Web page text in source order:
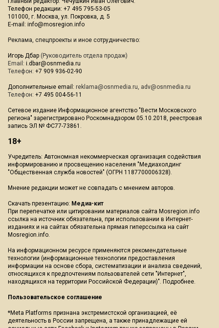
Телефон редакции: +7 495 795-53-05
101000, г. Москва, ул. Покровка, д. 5
E-mail: info@mosregion.info
Реклама, спецпроекты и иное сотрудничество:
Игорь Дбар (Руководитель отдела продаж)
Email: i.dbar@osnmedia.ru
Телефон: +7 909 936-02-90
Дополнительные email: reklama@osnmedia.ru, adv@osnmedia.ru
Телефон: +7 495 004-56-11
Сетевое издание Информационное агентство "Вести Московского
региона" зарегистрировано Роскомнадзором 05.10.2018, реестровая
запись ЭЛ № ФС77-73861.
18+
Учредитель: Автономная некоммерческая организация содействия
информированию и просвещению населения "Медиахолдинг
"Общественная служба новостей" (ОГРН 1187700006328).
Мнение редакции может не совпадать с мнением авторов.
Скачать презентацию: Медиа-кит
При перепечатке или цитировании материалов сайта Mosregion.info
ссылка на источник обязательна, при использовании в Интернет-
изданиях и на сайтах обязательна прямая гиперссылка на сайт
Mosregion.info.
На информационном ресурсе применяются рекомендательные
технологии (информационные технологии предоставления
информации на основе сбора, систематизации и анализа сведений,
относящихся к предпочтениям пользователей сети "Интернет",
находящихся на территории Российской Федерации)". Подробнее.
Пользовательское соглашение
*Meta Platforms признана экстремистской организацией, её
деятельность в России запрещена, а также принадлежащие ей